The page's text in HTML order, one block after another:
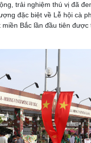
trải nghiệm thú vị đã
đặc biệt về Lễ hội cà
miền Bắc lần đầu tiên